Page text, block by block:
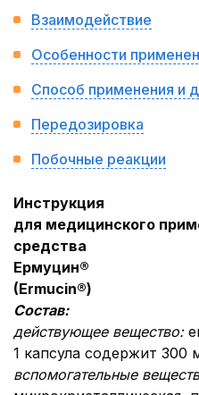
Взаимодействие
Особенности
Способ применения и
Передозировка
Побочные реакции
Инструкция
для медицинского
средства
Ермуцин®
(Ermucin®)
Состав:
действующее вещество:
1 капсула содержит 300
вспомогательные